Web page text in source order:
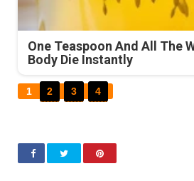
One Teaspoon And All The
Body Die Instantly
1 2 3 4